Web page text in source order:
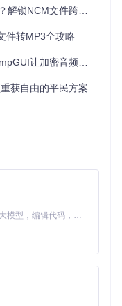
更新和安全说明。
载的一首NCM歌曲
整张专辑，需要转换
文件跨平台播放攻略
件转MP3全攻略
密音频文件重获自由
获自由的平民方案
Claude Code 的开源替代方案。连接任意大模型，编辑代码，运行命令，自动验证 — 全自动执行。用 Rust 构建，极致性能。 ｜ An open-source alternative to Claude Code. Connect any LLM, edit code, run commands, and verify changes — autonomously. Built in Rust for speed. Get Started